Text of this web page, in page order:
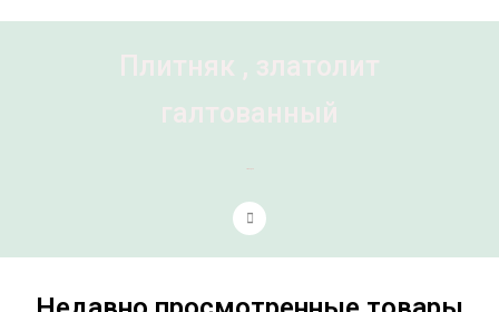
Плитняк , златолит
галтованный